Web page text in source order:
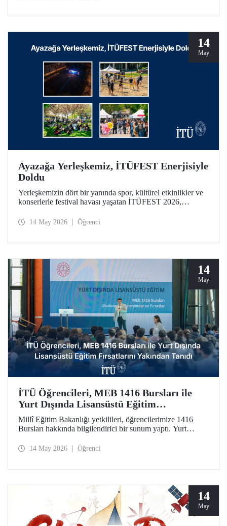
14
May
Ayazağa Yerleşkemiz, İTÜFEST Enerjisiyle
Doldu
Yerleşkemizin dört bir yanında spor, kültürel etkinlikler ve
konserlerle festival havası yaşatan İTÜFEST 2026,
14 May 2026 Öğrenci
14
May
İTÜ Öğrencileri, MEB 1416 Bursları ile
Yurt Dışında Lisansüstü Eğitim
Fırsatlarını Yakından Tanıdı
Millî Eğitim Bakanlığı yetkilileri, öğrencilerimize 1416
Bursları hakkında bilgilendirici bir sunum yaptı. Yurt
kamuda istihdam garantisiyle taçlandıran burslara ilginin
14 May 2026 Öğrenci
14
May